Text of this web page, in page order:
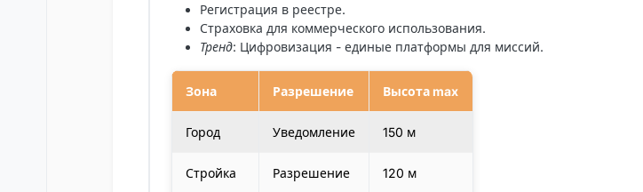
Регистрация в реестре.
Страховка для коммерческого использования.
Тренд: Цифровизация - единые платформы для миссий.
Зона Разрешение Высота max
Город Уведомление 150 м
Стройка Разрешение 120 м